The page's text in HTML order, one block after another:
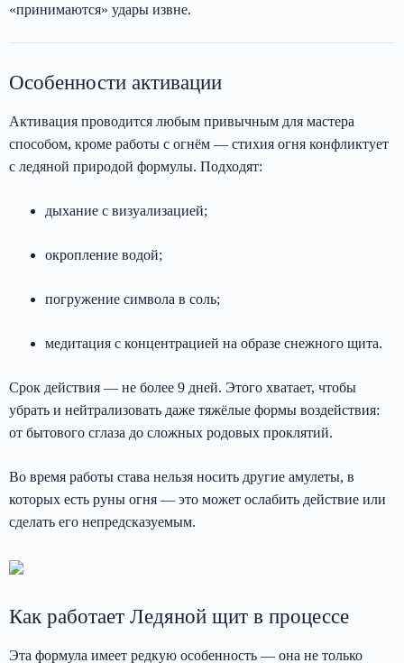
«принимаются» удары извне.
Особенности активации
Активация проводится любым привычным для мастера
способом, кроме работы с огнём — стихия огня конфликтует
с ледяной природой формулы. Подходят:
дыхание с визуализацией;
окропление водой;
погружение символа в соль;
медитация с концентрацией на образе снежного щита.
Срок действия — не более 9 дней. Этого хватает, чтобы
убрать и нейтрализовать даже тяжёлые формы воздействия:
от бытового сглаза до сложных родовых проклятий.
Во время работы става нельзя носить другие амулеты, в
которых есть руны огня — это может ослабить действие или
сделать его непредсказуемым.
Как работает Ледяной щит в процессе
Эта формула имеет редкую особенность — она не только